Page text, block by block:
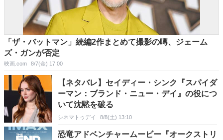
「ザ・バットマン」続編2作まとめて撮影の噂、ジェーム
ズ・ガンが否定
映画.com 8/7(金) 17:00
【ネタバレ】セイディー・シンク『スパイダ
ーマン：ブランド・ニュー・デイ』の役につ
いて沈黙を破る
シネマトゥデイ 8/8(土) 13:10
恐竜アドベンチャームービー『オークストリ